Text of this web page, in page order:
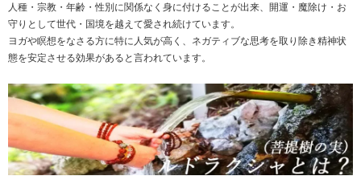
人種・宗教・年齢・性別に関係なく身に付けることが出来、開運・魔除け・お
守りとして世代・国境を越えて愛され続けています。
ヨガや瞑想をなさる方に特に人気が高く、ネガティブな思考を取り除き精神状
態を安定させる効果があると言われています。